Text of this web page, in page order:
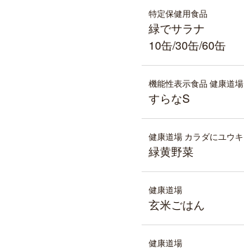
特定保健用食品
緑でサラナ
10缶/30缶/60缶
機能性表示食品 健康道場
すらなS
健康道場 カラダにユウキ
緑黄野菜
健康道場
玄米ごはん
健康道場